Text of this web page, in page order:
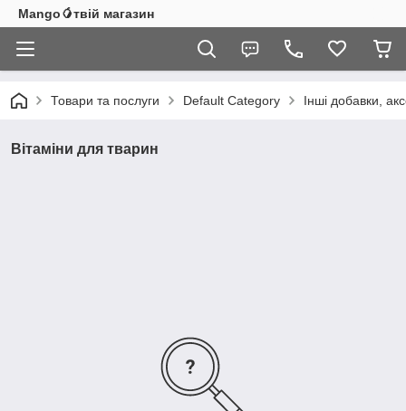
Mango🥭твій магазин
Товари та послуги Default Category Інші добавки,
Вітаміни для тварин